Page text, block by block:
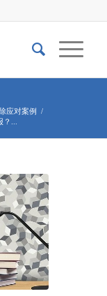
应对案例 /
...